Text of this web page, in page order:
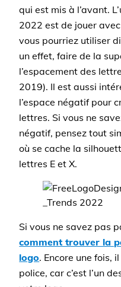
qui est mis à l’avant.
2022 est de jouer
vous pourriez utiliser
un effet, faire de la
l’espacement des
2019). Il est aussi
l’espace négatif pour
lettres. Si vous ne
négatif, pensez tout
où se cache la
lettres E et X.
Si vous ne savez pas
comment trouver la
logo. Encore une fois,
police, car c’est l’un